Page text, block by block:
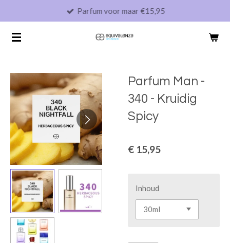
naar
Parfum voor maar €15,95
Parfum Man -
340 - Kruidig
Spicy
€ 15,95
Inhoud